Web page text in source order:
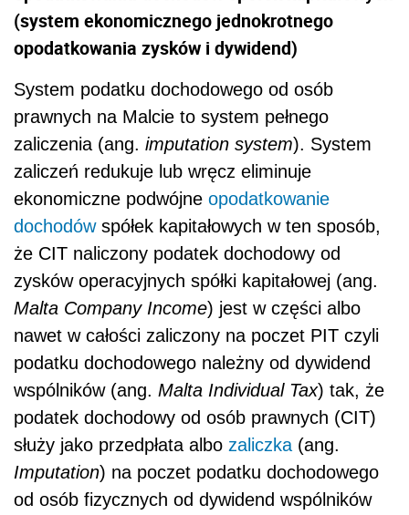
(system ekonomicznego jednokrotnego
opodatkowania zysków i dywidend)
System podatku dochodowego od osób
prawnych na Malcie to system pełnego
zaliczenia (ang. imputation system). System
zaliczeń redukuje lub wręcz eliminuje
ekonomiczne podwójne opodatkowanie
dochodówspółek kapitałowych w ten sposób,
że CIT naliczony podatek dochodowy od
zysków operacyjnych spółki kapitałowej (ang.
Malta Company Income) jest w części albo
nawet w całości zaliczony na poczet PIT czyli
podatku dochodowego należny od dywidend
wspólników (ang. Malta Individual Tax) tak, że
podatek dochodowy od osób prawnych (CIT)
służy jako przedpłata albo zaliczka (ang.
Imputation) na poczet podatku dochodowego
od osób fizycznych od dywidend wspólników